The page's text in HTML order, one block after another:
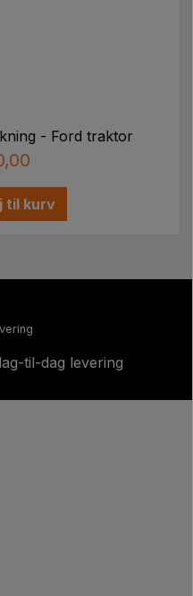
- Ford traktor
til kurv
til-dag levering